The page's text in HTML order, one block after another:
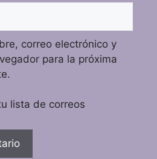
correo electrónico y
para la próxima
lista de correos